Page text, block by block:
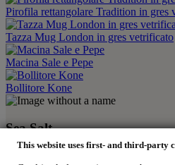
This website uses first- and third-party
Pirofila rettangolare Tradition in gres
Tazza Mug London in gres vetrificato
Macina Sale e Pepe
Bollitore Kone
Sea Salt